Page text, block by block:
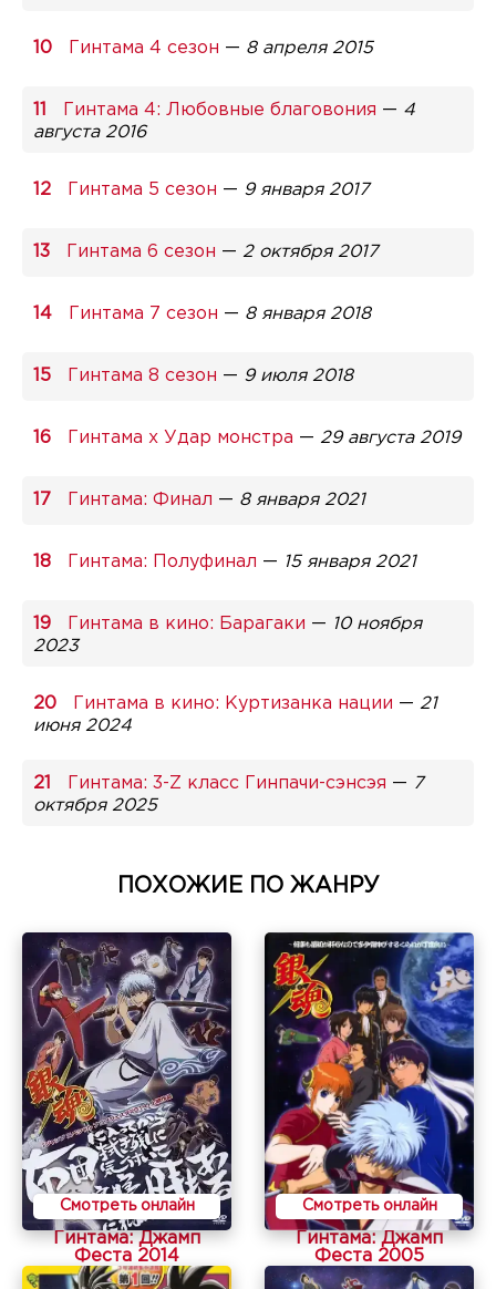
Гинтама 4 сезон — 8 апреля 2015
Гинтама 4: Любовные благовония — 4
августа 2016
Гинтама 5 сезон — 9 января 2017
Гинтама 6 сезон — 2 октября 2017
Гинтама 7 сезон — 8 января 2018
Гинтама 8 сезон — 9 июля 2018
Гинтама x Удар монстра — 29 августа 2019
Гинтама: Финал — 8 января 2021
Гинтама: Полуфинал — 15 января 2021
Гинтама в кино: Барагаки — 10 ноября
2023
Гинтама в кино: Куртизанка нации — 21
июня 2024
Гинтама: 3-Z класс Гинпачи-сэнсэя — 7
октября 2025
ПОХОЖИЕ ПО ЖАНРУ
Смотреть онлайн
Гинтама: Джамп
Феста 2014
Смотреть онлайн
Гинтама: Джамп
Феста 2005